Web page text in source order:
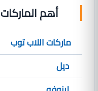
أهم الماركات
ماركات اللاب توب
ديل